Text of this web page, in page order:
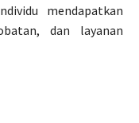
mendapatkan
dan layanan